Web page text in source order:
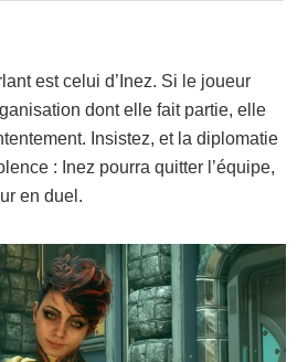
est celui d’Inez. Si le joueur
dont elle fait partie, elle
Insistez, et la diplomatie
: Inez pourra quitter l’équipe,
en duel.